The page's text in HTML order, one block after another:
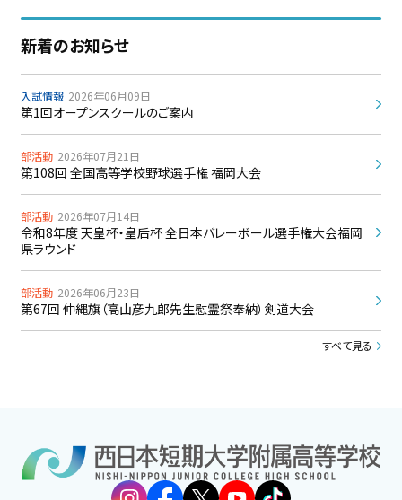
新着のお知らせ
入試情報 2026年06月09日
第1回オープンスクールのご案内
部活動 2026年07月21日
第108回 全国高等学校野球選手権 福岡大会
部活動 2026年07月14日
令和8年度 天皇杯・皇后杯 全日本バレーボール選手権大会福岡
県ラウンド
部活動 2026年06月23日
第67回 仲縄旗（高山彦九郎先生慰霊祭奉納）剣道大会
すべて見る